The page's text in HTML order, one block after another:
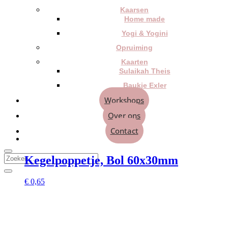
Kaarsen
Home made
Yogi & Yogini
Opruiming
Kaarten
Sulaikah Theis
Baukje Exler
Workshops
Over ons
Contact
Kegelpoppetje, Bol 60x30mm
€ 0,65